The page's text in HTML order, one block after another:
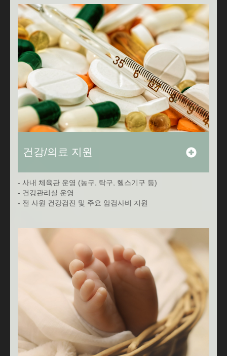
건강/의료 지원
- 사내 체육관 운영 (농구, 탁구, 헬스기구 등)
- 건강관리실 운영
- 전 사원 건강검진 및 주요 암검사비 지원